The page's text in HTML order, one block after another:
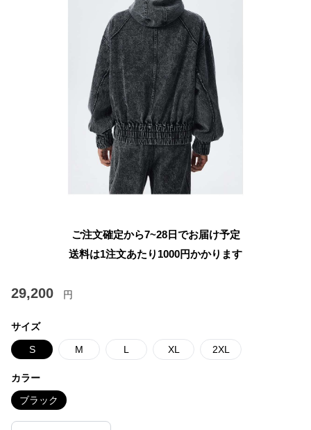
ご注文確定から7~28日でお届け予定
送料は1注文あたり 1000円かかります
29,200 円
サイズ
S M L XL 2XL
カラー
ブラック